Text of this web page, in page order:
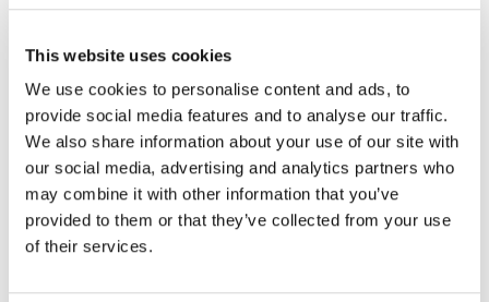
This website uses cookies
We use cookies to personalise content and ads, to
provide social media features and to analyse our traffic.
We also share information about your use of our site with
our social media, advertising and analytics partners who
may combine it with other information that you’ve
provided to them or that they’ve collected from your use
of their services.
Come imparare le parti del corpo in inglese?
bombing?
I migliori 10 libri in inglese facili da leggere
Categorie